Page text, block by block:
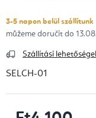
3-5 napon belül szállítunk
Szállítási
SELCH-01